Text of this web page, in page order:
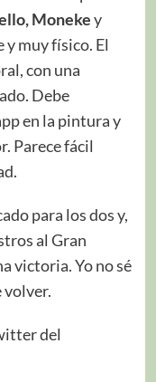
Monekey
muy físico. El
con una
Debe
en la pintura y
Parece fácil
para los dos y,
al Gran
victoria. Yo no sé
volver.
del